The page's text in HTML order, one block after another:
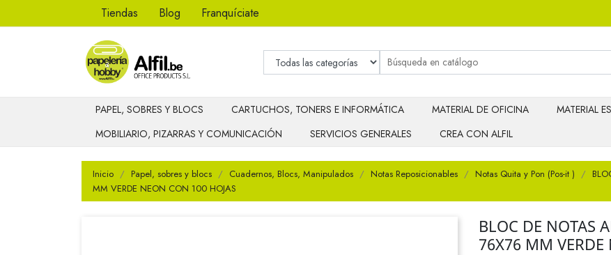
Tiendas Blog Franquíciate
PAPEL, SOBRES Y BLOCS CARTUCHOS, TONERS E INFORMÁTICA MATERIAL DE OFICINA
MATERIAL
MOBILIARIO, PIZARRAS Y COMUNICACIÓN
SERVICIOS GENERALES CREA CON ALFIL
Inicio Papel, sobres y blocs Cuadernos, Blocs, Manipulados Notas Reposicionables Notas Quita y Pon (Pos-it )
MM VERDE NEON CON 100 HOJAS
BLOC DE NOTAS
76X76 MM VERDE